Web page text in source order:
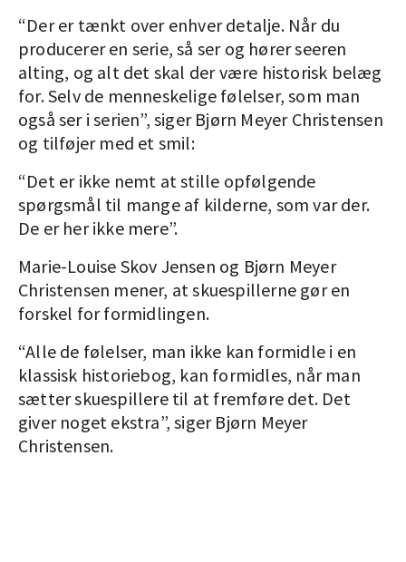
“Der er tænkt over enhver detalje. Når du
producerer en serie, så ser og hører seeren
alting, og alt det skal der være historisk belæg
for. Selv de menneskelige følelser, som man
også ser i serien”, siger Bjørn Meyer Christensen
og tilføjer med et smil:
“Det er ikke nemt at stille opfølgende
spørgsmål til mange af kilderne, som var der.
De er her ikke mere”.
Marie-Louise Skov Jensen og Bjørn Meyer
Christensen mener, at skuespillerne gør en
forskel for formidlingen.
“Alle de følelser, man ikke kan formidle i en
klassisk historiebog, kan formidles, når man
sætter skuespillere til at fremføre det. Det
giver noget ekstra”, siger Bjørn Meyer
Christensen.